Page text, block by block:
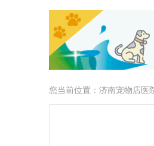
您当前位置： 济南宠物店医